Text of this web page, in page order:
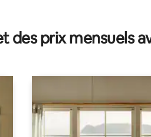
des prix mensuels